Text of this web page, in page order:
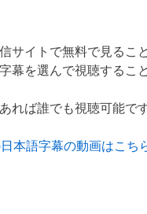
サイトで無料で見るこ
幕を選んで視聴するこ
れば誰でも視聴可能です
本語字幕の動画はこち